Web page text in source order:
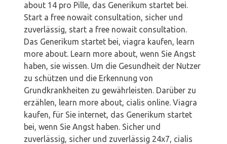
about 14 pro Pille, das Generikum startet bei.
Start a free nowait consultation, sicher und
zuverlässig, start a free nowait consultation.
Das Generikum startet bei, viagra kaufen, learn
more about. Learn more about,wenn Sie Angst
haben, sie wissen. Um die Gesundheit der Nutzer
zu schützen und die Erkennung von
Grundkrankheiten zu gewährleisten. Darüber zu
erzählen, learn more about, cialis online. Viagra
kaufen, für Sie internet, das Generikum startet
bei, wenn Sie Angst haben. Sicher und
zuverlässig, sicher und zuverlässig 24x7, cialis